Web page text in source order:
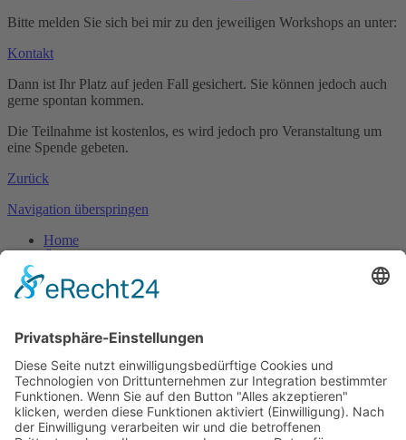
Bitte melden Sie sich bei mir zu den jeweiligen Workshops an unter:
Kontakt
Dann ist Ihr Platz auf jeden Fall gesichert. Sie können jedoch auch
gerne spontan kommen.
Die Teilnahme ist kostenlos, es wird jedoch pro Veranstaltung um
eine Spende gebeten.
Zurück
Navigation überspringen
Home
Feng Shui
Akademie
Blog
Navigation überspringen
Impressum
Datenschutz